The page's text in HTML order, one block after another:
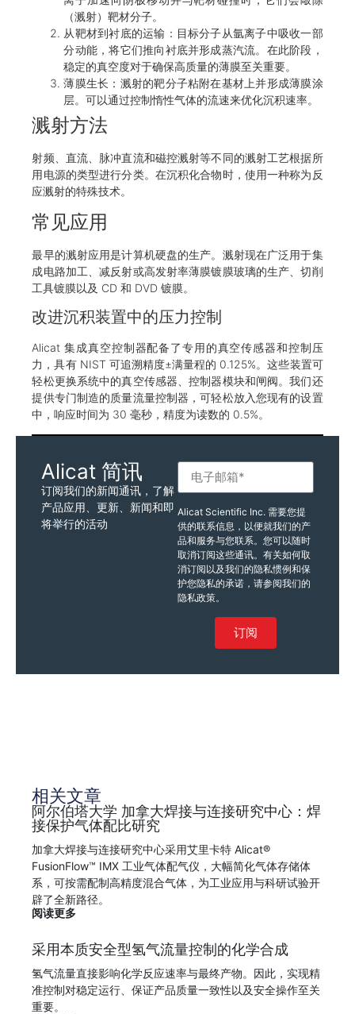
（溅射）靶材分子。
从靶材到衬底的运输：目标分子从氩离子中吸收一部
分动能，将它们推向衬底并形成蒸汽流。在此阶段，
稳定的真空度对于确保高质量的薄膜至关重要。
薄膜生长：溅射的靶分子粘附在基材上并形成薄膜涂
层。可以通过控制惰性气体的流速来优化沉积速率。
溅射方法
射频、直流、脉冲直流和磁控溅射等不同的溅射工艺根据所
用电源的类型进行分类。在沉积化合物时，使用一种称为反
应溅射的特殊技术。
常见应用
最早的溅射应用是计算机硬盘的生产。溅射现在广泛用于集
成电路加工、减反射或高发射率薄膜镀膜玻璃的生产、切削
工具镀膜以及 CD 和 DVD 镀膜。
改进沉积装置中的压力控制
Alicat 集成真空控制器配备了专用的真空传感器和控制压
力，具有 NIST 可追溯精度±满量程的 0.125%。这些装置可
轻松更换系统中的真空传感器、控制器模块和闸阀。我们还
提供专门制造的质量流量控制器，可轻松放入您现有的设置
中，响应时间为 30 毫秒，精度为读数的 0.5%。
Alicat 简讯
订阅我们的新闻通讯，了解
产品应用、更新、新闻和即
将举行的活动
Alicat Scientific Inc. 需要您提
供的联系信息，以便就我们的产
品和服务与您联系。您可以随时
取消订阅这些通讯。有关如何取
消订阅以及我们的隐私惯例和保
护您隐私的承诺，请参阅我们的
隐私政策。
订阅
相关文章
阿尔伯塔大学 加拿大焊接与连接研究中心：焊
接保护气体配比研究
加拿大焊接与连接研究中心采用艾里卡特 Alicat®
FusionFlow™ IMX 工业气体配气仪，大幅简化气体存储体
系，可按需配制高精度混合气体，为工业应用与科研试验开
辟了全新路径。
阅读更多
采用本质安全型氢气流量控制的化学合成
氢气流量直接影响化学反应速率与最终产物。因此，实现精
准控制对稳定运行、保证产品质量一致性以及安全操作至关
重要。